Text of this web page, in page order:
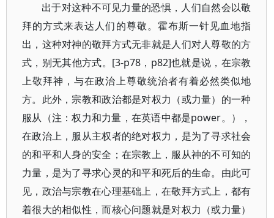
出于对这种不可见力量的恐惧，人们自然会以敬
拜的方式来表达人们的尊敬。霍布斯一针见血地指
出，这种对神的敬拜方式无非就是人们对人尊敬的方
式，别无其他方式。[3-p78，p82]也就是说，在宗教
上敬拜神，与在政治上尊敬统治者有着必然类似地
方。此外，宗教和政治都是对权力（或力量）的一种
服从（注：权力和力量，在英语中都是power。），
在政治上，服从主权者的绝对权力，是为了寻求社会
的和平和人身的安全；在宗教上，服从神的不可知的
力量，是为了寻求心灵的和平和死后的生命。由此可
见，政治与宗教在心理基础上，在敬拜方式上，都有
着很大的相似性，而核心问题就是对权力（或力量）